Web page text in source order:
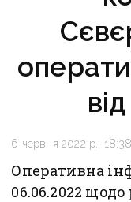
6 червня 2022 р., 18:38
Оперативна
06.06.2022